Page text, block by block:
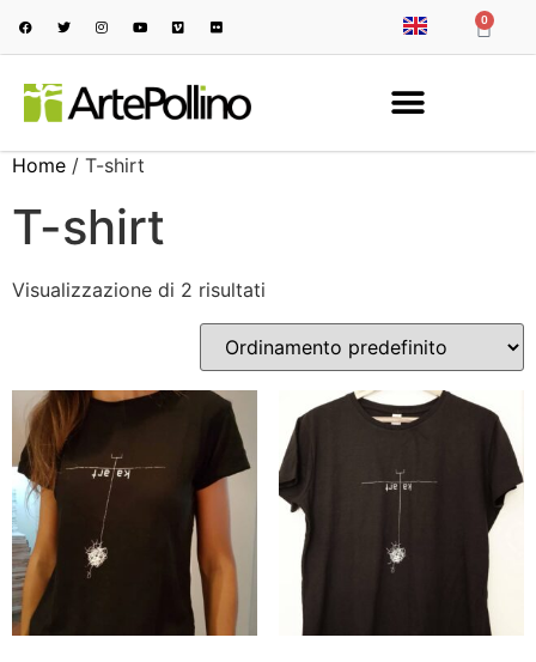
0
Home / T-shirt
T-shirt
Visualizzazione di 2 risultati